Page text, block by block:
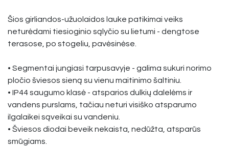
Šios girliandos-užuolaidos lauke patikimai veiks
neturėdami tiesioginio sąlyčio su lietumi - dengtose
terasose, po stogeliu, pavėsinėse.
• Segmentai jungiasi tarpusavyje - galima sukuri norimo
pločio šviesos sieną su vienu maitinimo šaltiniu.
• IP44 saugumo klasė - atsparios dulkių dalelėms ir
vandens purslams, tačiau neturi visiško atsparumo
ilgalaikei sąveikai su vandeniu.
• Šviesos diodai beveik nekaista, nedūžta, atsparūs
smūgiams.